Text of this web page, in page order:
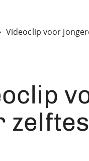
Videoclip voor